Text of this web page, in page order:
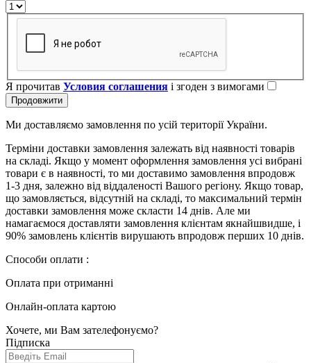
Я прочитав Условия соглашения і згоден з вимогами
Продовжити
Ми доставляємо замовлення по усій території України.
Терміни доставки замовлення залежать від наявності товарів
на складі. Якщо у момент оформлення замовлення усі вибрані
товари є в наявності, то ми доставимо замовлення впродовж
1-3 дня, залежно від віддаленості Вашого регіону. Якщо товар,
що замовляється, відсутній на складі, то максимальний термін
доставки замовлення може скласти 14 днів. Але ми
намагаємося доставляти замовлення клієнтам якнайшвидше, і
90% замовлень клієнтів вирушають впродовж перших 10 днів.
Способи оплати :
Оплата при отриманні
Онлайн-оплата картою
Хочете, ми Вам зателефонуємо?
Підписка